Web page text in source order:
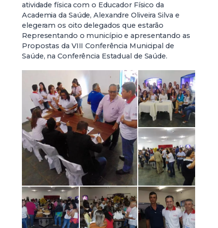
atividade física com o Educador Físico da
Academia da Saúde, Alexandre Oliveira Silva e
elegeram os oito delegados que estarão
Representando o município e apresentando as
Propostas da VIII Conferência Municipal de
Saúde, na Conferência Estadual de Saúde.